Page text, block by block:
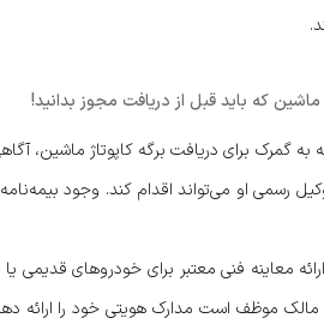
ماشین که باید قبل از دریافت مجوز بدانید!
به گمرک برای دریافت برگه کاپوتاژ ماشین،
رسمی او می‌تواند اقدام کند. وجود
ارائه معاینه فنی معتبر برای خودروهای
مالک موظف است مدارک هویتی خود را ارائه